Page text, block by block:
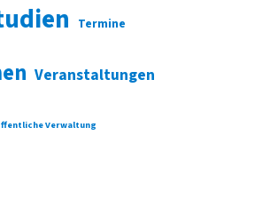
Termine
Veranstaltungen
Verwaltung